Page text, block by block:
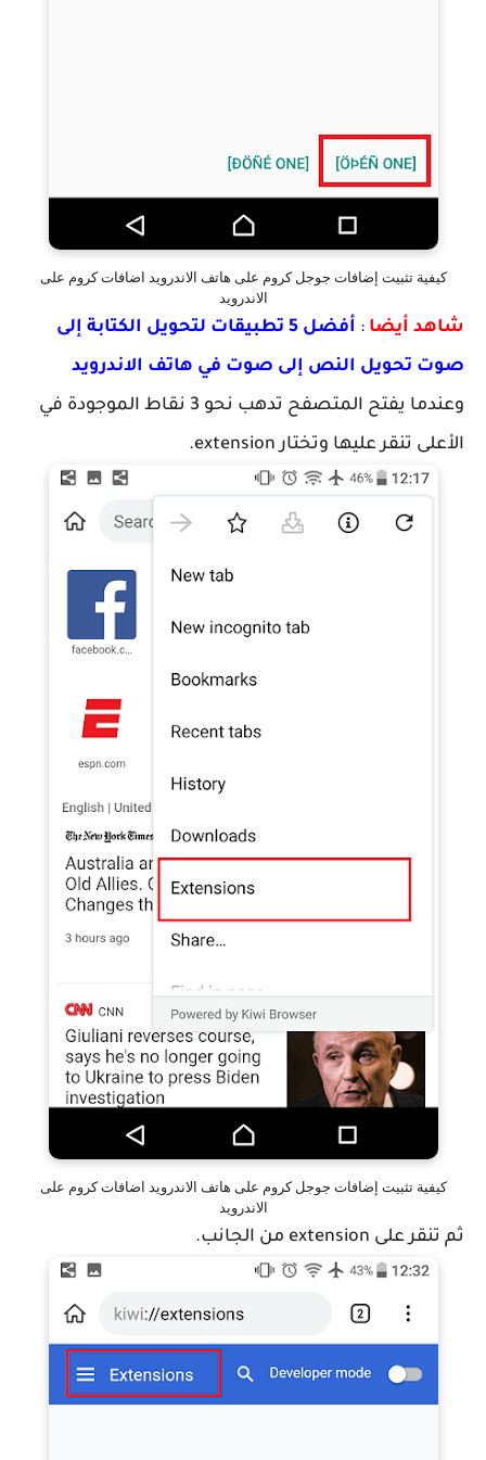
كيفية تثبيت إضافات جوجل كروم على هاتف الاندرويد اضافات كروم على
الاندرويد
شاهد أيضا :
أفضل 5 تطبيقات لتحويل الكتابة إلى
صوت تحويل النص إلى صوت في هاتف الاندرويد
وعندما يفتح المتصفح تدهب نحو 3 نقاط الموجودة في
الأعلى تنقر عليها وتختار extension.
كيفية تثبيت إضافات جوجل كروم على هاتف الاندرويد اضافات كروم على
الاندرويد
ثم تنقر على extension من الجانب.